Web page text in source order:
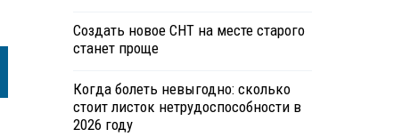
Создать новое СНТ на месте старого
станет проще
Когда болеть невыгодно: сколько
стоит листок нетрудоспособности в
2026 году